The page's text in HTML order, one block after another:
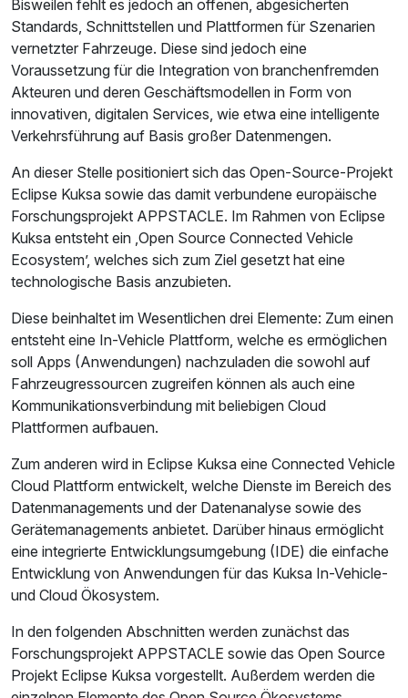
Bisweilen fehlt es jedoch an offenen, abgesicherten
Standards, Schnittstellen und Plattformen für Szenarien
vernetzter Fahrzeuge. Diese sind jedoch eine
Voraussetzung für die Integration von branchenfremden
Akteuren und deren Geschäftsmodellen in Form von
innovativen, digitalen Services, wie etwa eine intelligente
Verkehrsführung auf Basis großer Datenmengen.
An dieser Stelle positioniert sich das Open-Source-Projekt
Eclipse Kuksa sowie das damit verbundene europäische
Forschungsprojekt APPSTACLE. Im Rahmen von Eclipse
Kuksa entsteht ein ‚Open Source Connected Vehicle
Ecosystem’, welches sich zum Ziel gesetzt hat eine
technologische Basis anzubieten.
Diese beinhaltet im Wesentlichen drei Elemente: Zum einen
entsteht eine In-Vehicle Plattform, welche es ermöglichen
soll Apps (Anwendungen) nachzuladen die sowohl auf
Fahrzeugressourcen zugreifen können als auch eine
Kommunikationsverbindung mit beliebigen Cloud
Plattformen aufbauen.
Zum anderen wird in Eclipse Kuksa eine Connected Vehicle
Cloud Plattform entwickelt, welche Dienste im Bereich des
Datenmanagements und der Datenanalyse sowie des
Gerätemanagements anbietet. Darüber hinaus ermöglicht
eine integrierte Entwicklungsumgebung (IDE) die einfache
Entwicklung von Anwendungen für das Kuksa In-Vehicle-
und Cloud Ökosystem.
In den folgenden Abschnitten werden zunächst das
Forschungsprojekt APPSTACLE sowie das Open Source
Projekt Eclipse Kuksa vorgestellt. Außerdem werden die